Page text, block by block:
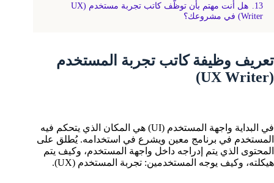
13.
هل أنت مهتم بأن توظّف كاتب تجربة مستخدم (UX
Writer) في مشروعك؟
تعريف وظيفة كاتب تجربة المستخدم
(UX Writer)
في البداية واجهة المستخدم (UI) هي المكان الذي يتحكم فيه
المستخدم في برنامج معين ويشرع في استخدامه. يُطلق على
المحتوى الذي يتم إدراجه داخل واجهة المستخدم، وكيف يتم
هيكلته، وكيف يوجه المستخدمين: تجربة المستخدم (UX).